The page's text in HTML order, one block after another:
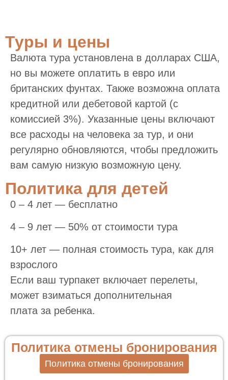
Туры и цены
Валюта тура установлена в долларах США,
но вы можете оплатить в евро или
британских фунтах. Также возможна оплата
кредитной или дебетовой картой (с
комиссией 3%). Указанные цены включают
все расходы на человека за тур, и они
регулярно обновляются, чтобы предложить
вам самую низкую возможную цену.
Политика для детей
0 – 4 лет — бесплатно
4 – 9 лет — 50% от стоимости тура
10+ лет — полная стоимость тура, как для
взрослого
Если ваш турпакет включает перелеты,
может взиматься дополнительная
плата за ребенка.
Политика отмены бронирования
Политика отмены бронирования